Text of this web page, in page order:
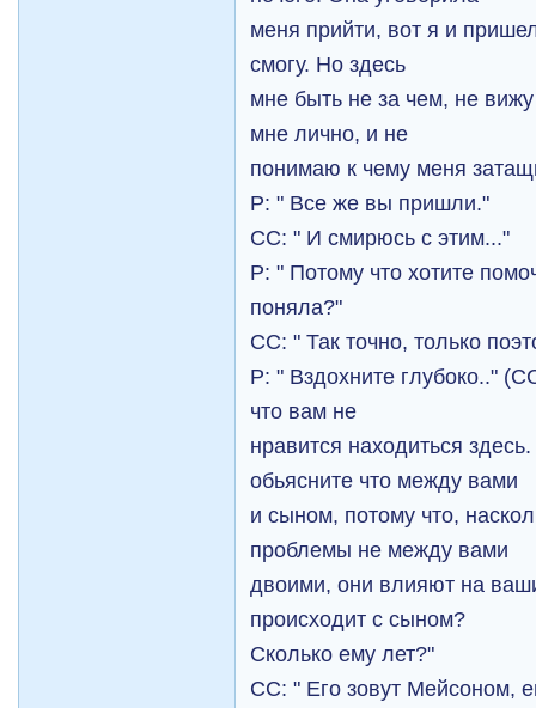
меня прийти, вот я и
смогу. Но здесь
мне быть не за чем, не
мне лично, и не
понимаю к чему меня
Р: " Все же вы пришли."
СС: " И смирюсь с этим..."
Р: " Потому что хотите
поняла?"
СС: " Так точно, только
Р: " Вздохните глубоко.."
что вам не
нравится находиться
обьясните что между вами
и сыном, потому что,
проблемы не между вами
двоими, они влияют на
происходит с сыном?
Сколько ему лет?"
СС: " Его зовут Мейсоном,